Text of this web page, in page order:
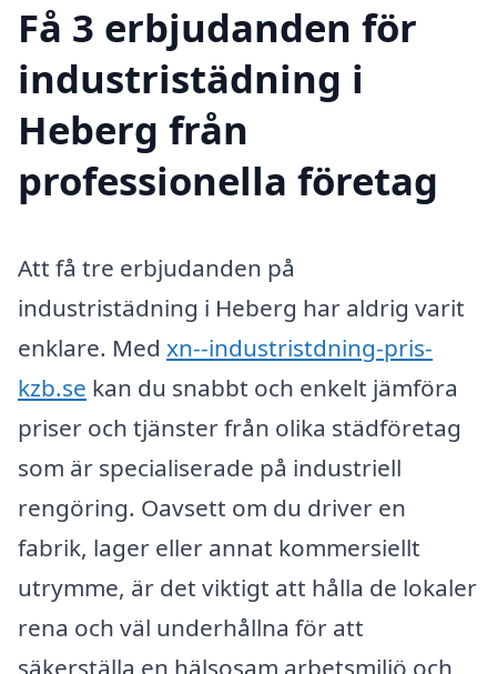
Få 3 erbjudanden för
industristädning i
Heberg från
professionella företag
Att få tre erbjudanden på
industristädning i Heberg har aldrig varit
enklare. Med xn--industristdning-pris-
kzb.se kan du snabbt och enkelt jämföra
priser och tjänster från olika städföretag
som är specialiserade på industriell
rengöring. Oavsett om du driver en
fabrik, lager eller annat kommersiellt
utrymme, är det viktigt att hålla de lokaler
rena och väl underhållna för att
säkerställa en hälsosam arbetsmiljö och